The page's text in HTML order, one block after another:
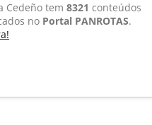
Cedeño tem 8321 conteúdos
no Portal PANROTAS.